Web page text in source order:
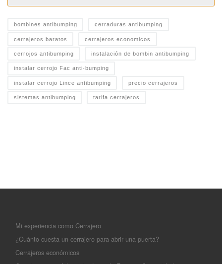
bombines antibumping cerraduras antibumping
cerrajeros baratos cerrajeros economicos
cerrojos antibumping instalación de bombin antibumping
instalar cerrojo Fac anti-bumping
instalar cerrojo Lince antibumping precio cerrajeros
sistemas antibumping tarifa cerrajeros
Mi experiencia como Cerrajero
¿Cuánto cuesta un cerrajero para abrir una puerta?
Cerrajeros económicos